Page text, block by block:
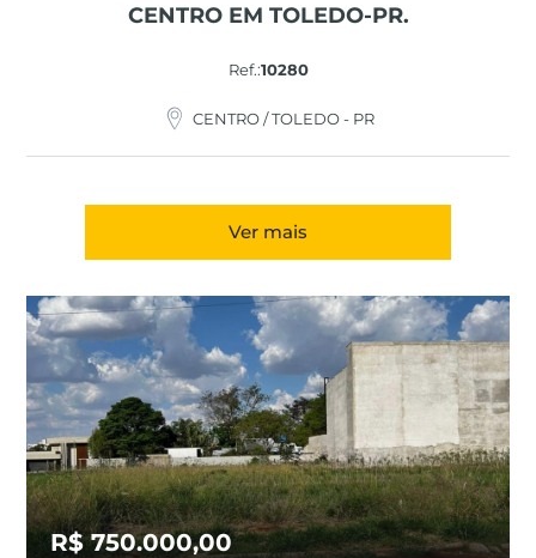
CENTRO EM TOLEDO-PR.
Ref.:10280
CENTRO / TOLEDO - PR
Ver mais
R$ 750.000,00